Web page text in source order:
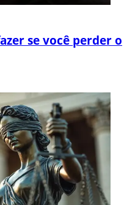
se você perder o